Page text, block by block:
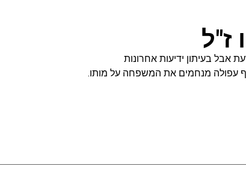
ז"ל
אבל בעיתון ידיעות אחרונות
עפולה מנחמים את המשפחה על מותו.